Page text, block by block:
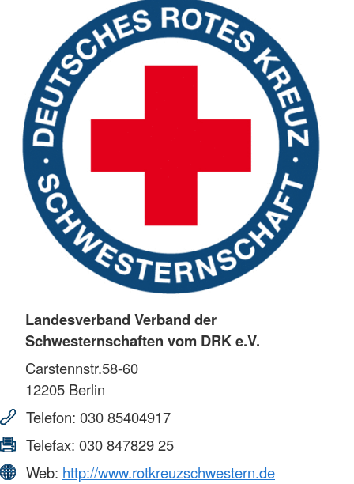
Landesverband Verband der
Schwesternschaften vom DRK e.V.
Carstennstr.58-60
12205 Berlin
Telefon: 030 85404917
Telefax: 030 847829 25
Web: http://www.rotkreuzschwestern.de